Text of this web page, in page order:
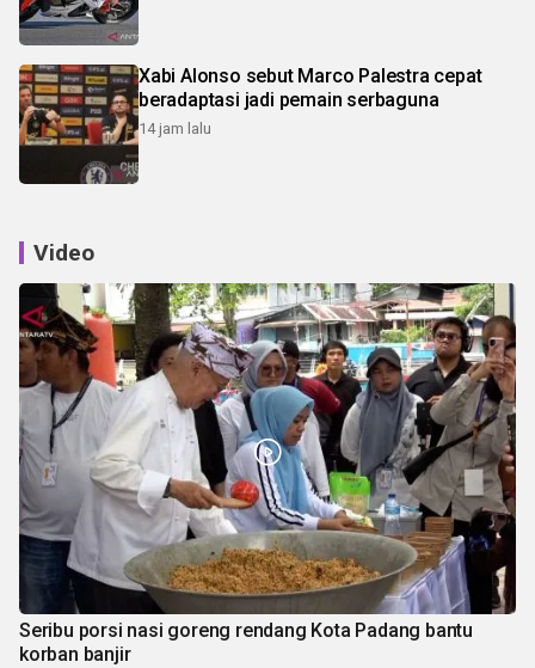
Xabi Alonso sebut Marco Palestra cepat
beradaptasi jadi pemain serbaguna
14 jam lalu
Video
Seribu porsi nasi goreng rendang Kota Padang bantu
korban banjir